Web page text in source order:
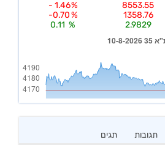
תגובות תגים